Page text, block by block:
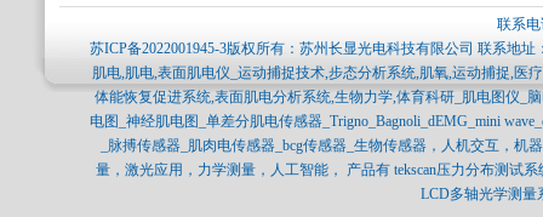
联系
苏ICP备2022001945-3版权所有：苏州长显光电科技有限公司 联系地
肌电,肌电,表面肌电仪_运动捕捉技术,步态分析系统,肌氧,运动捕捉,医
体能恢复促进系统,表面肌电分析系统,生物力学,体育科研_肌电图仪_
电图_神经肌电图_单差分肌电传感器_Trigno_Bagnoli_dEMG_mini
_脉搏传感器_肌肉电传感器_bcg传感器_生物传感器，人机交互，
量，激光应用，力学测量，人工智能， 产品有 tekscan压力分布测试
LCD多轴光学测量